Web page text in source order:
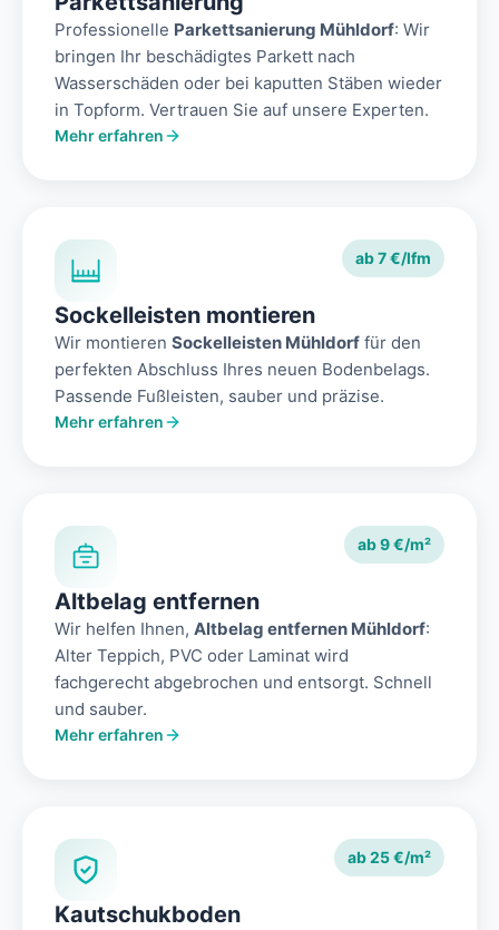
Professionelle Parkettsanierung Mühldorf: Wir
bringen Ihr beschädigtes Parkett nach
Wasserschäden oder bei kaputten Stäben wieder
in Topform. Vertrauen Sie auf unsere Experten.
Mehr erfahren
ab 7 €/lfm
Sockelleisten montieren
Wir montieren Sockelleisten Mühldorf für den
perfekten Abschluss Ihres neuen Bodenbelags.
Passende Fußleisten, sauber und präzise.
Mehr erfahren
ab 9 €/m²
Altbelag entfernen
Wir helfen Ihnen, Altbelag entfernen Mühldorf:
Alter Teppich, PVC oder Laminat wird
fachgerecht abgebrochen und entsorgt. Schnell
und sauber.
Mehr erfahren
ab 25 €/m²
Kautschukboden